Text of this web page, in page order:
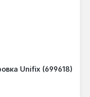
Unifix (699618)